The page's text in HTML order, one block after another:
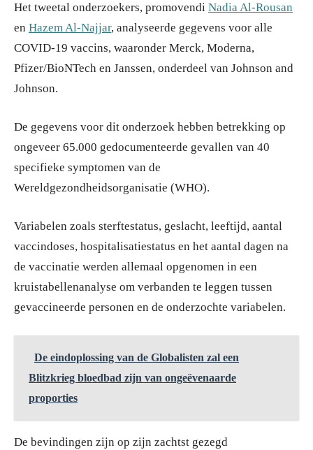
Het tweetal onderzoekers, promovendi Nadia Al-Rousan
en Hazem Al-Najjar, analyseerde gegevens voor alle
COVID-19 vaccins, waaronder Merck, Moderna,
Pfizer/BioNTech en Janssen, onderdeel van Johnson and
Johnson.
De gegevens voor dit onderzoek hebben betrekking op
ongeveer 65.000 gedocumenteerde gevallen van 40
specifieke symptomen van de
Wereldgezondheidsorganisatie (WHO).
Variabelen zoals sterftestatus, geslacht, leeftijd, aantal
vaccindoses, hospitalisatiestatus en het aantal dagen na
de vaccinatie werden allemaal opgenomen in een
kruistabellenanalyse om verbanden te leggen tussen
gevaccineerde personen en de onderzochte variabelen.
De eindoplossing van de Globalisten zal een
Blitzkrieg bloedbad zijn van ongeëvenaarde
proporties
De bevindingen zijn op zijn zachtst gezegd